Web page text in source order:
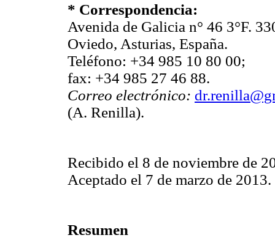
* Correspondencia:
Avenida de Galicia n° 46 3°F.
Oviedo, Asturias, España.
Teléfono: +34 985 10 80 00;
fax: +34 985 27 46 88.
Correo electrónico:
(A. Renilla).
Recibido el 8 de noviembre de
Aceptado el 7 de marzo de 2013.
Resumen